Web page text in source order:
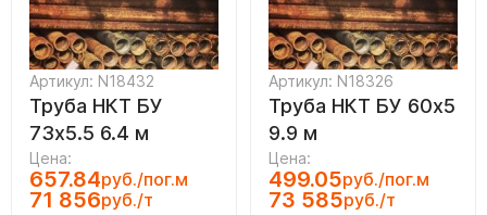
Артикул: N18432
Труба НКТ БУ
73х5.5 6.4 м
Цена:
657.84руб./пог.м
71 856руб./т
Артикул: N18326
Труба НКТ БУ 60х5
9.9 м
Цена:
499.05руб./пог.м
73 585руб./т